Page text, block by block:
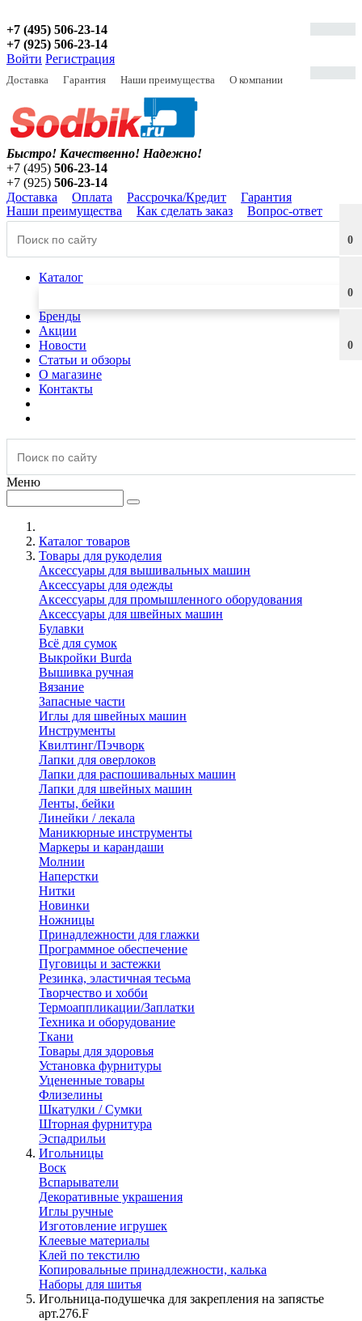
+7 (495) 506-23-14
+7 (925) 506-23-14
Войти Регистрация
Доставка Гарантия Наши преимущества О компании
0
0
0
Быстро! Качественно! Надежно!
+7 (495) 506-23-14
+7 (925) 506-23-14
Доставка
Оплата Рассрочка/Кредит
Гарантия
Наши преимущества
Как сделать заказ Вопрос-ответ
Каталог
Бренды
Акции
Новости
Статьи и обзоры
О магазине
Контакты
Меню
Каталог товаров
Товары для рукоделия
Аксессуары для вышивальных машин
Аксессуары для одежды
Аксессуары для промышленного оборудования
Аксессуары для швейных машин
Булавки
Всё для сумок
Выкройки Burda
Вышивка ручная
Вязание
Запасные части
Иглы для швейных машин
Инструменты
Квилтинг/Пэчворк
Лапки для оверлоков
Лапки для распошивальных машин
Лапки для швейных машин
Ленты, бейки
Линейки / лекала
Маникюрные инструменты
Маркеры и карандаши
Молнии
Наперстки
Нитки
Новинки
Ножницы
Принадлежности для глажки
Программное обеспечение
Пуговицы и застежки
Резинка, эластичная тесьма
Творчество и хобби
Термоаппликации/Заплатки
Техника и оборудование
Ткани
Товары для здоровья
Установка фурнитуры
Уцененные товары
Флизелины
Шкатулки / Сумки
Шторная фурнитура
Эспадрильи
Игольницы
Воск
Вспарыватели
Декоративные украшения
Иглы ручные
Изготовление игрушек
Клеевые материалы
Клей по текстилю
Копировальные принадлежности, калька
Наборы для шитья
Игольница-подушечка для закрепления на запястье
арт.276.F